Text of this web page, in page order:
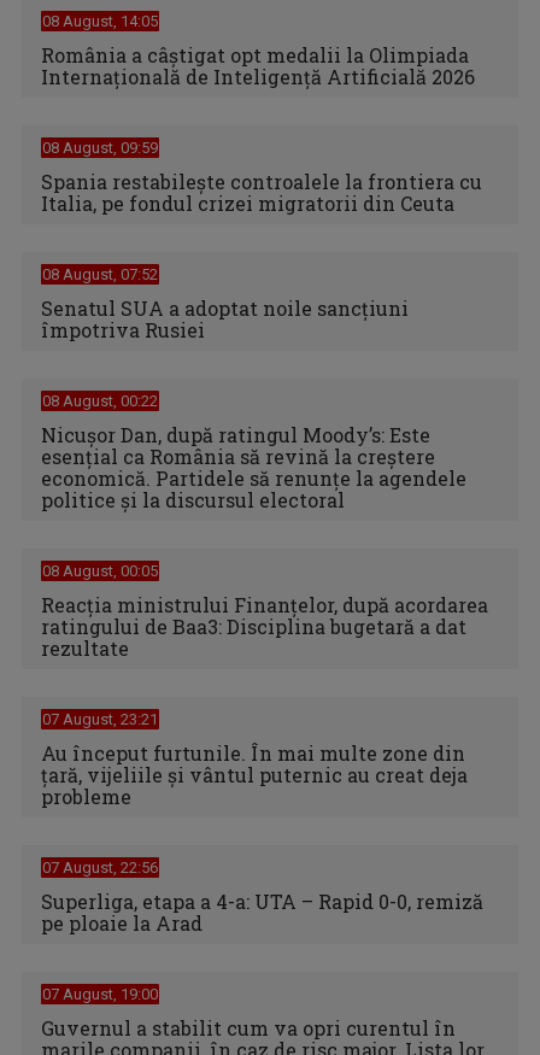
08 August, 14:05
România a câștigat opt medalii la Olimpiada
Internațională de Inteligență Artificială 2026
08 August, 09:59
Spania restabileşte controalele la frontiera cu
Italia, pe fondul crizei migratorii din Ceuta
08 August, 07:52
Senatul SUA a adoptat noile sancţiuni
împotriva Rusiei
08 August, 00:22
Nicușor Dan, după ratingul Moody’s: Este
esențial ca România să revină la creștere
economică. Partidele să renunțe la agendele
politice și la discursul electoral
08 August, 00:05
Reacția ministrului Finanțelor, după acordarea
ratingului de Baa3: Disciplina bugetară a dat
rezultate
07 August, 23:21
Au început furtunile. În mai multe zone din
țară, vijeliile și vântul puternic au creat deja
probleme
07 August, 22:56
Superliga, etapa a 4-a: UTA – Rapid 0-0, remiză
pe ploaie la Arad
07 August, 19:00
Guvernul a stabilit cum va opri curentul în
marile companii, în caz de risc major. Lista lor